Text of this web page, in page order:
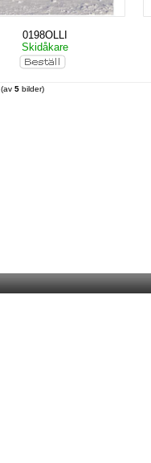
0198OLLI
Skidåkare
(av 5 bilder)